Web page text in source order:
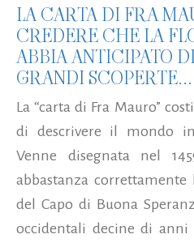
LA CARTA DI FRA
CREDERE CHE LA
ABBIA ANTICIPATO
GRANDI SCOPERTE...
La “carta di Fra Mauro”
di descrivere il mondo
Venne disegnata nel
abbastanza
del Capo di Buona
occidentali decine di